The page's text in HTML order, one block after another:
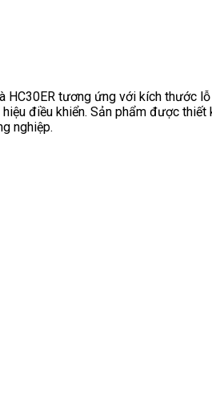
tương ứng với kích thước
điều khiển. Sản phẩm được
nghiệp.